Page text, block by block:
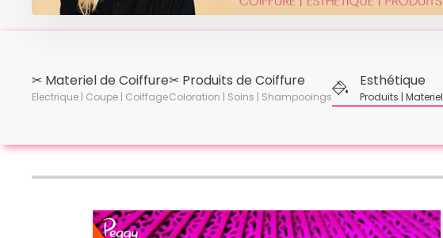
✂︎ Materiel de Coiffure
Electrique | Coupe | Coiffage
✂︎ Produits de Coiffure
Coloration | Soins | Shampooings
Esthétique
Produits | Materiel